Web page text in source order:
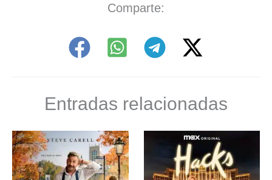
Comparte:
Entradas relacionadas